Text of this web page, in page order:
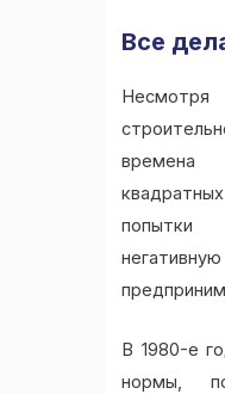
Все
времена
В 1980-е
нормы,